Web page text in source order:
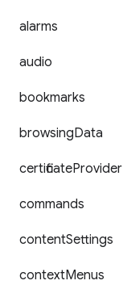
alarms
audio
bookmarks
browsingData
certificateProvider
commands
contentSettings
contextMenus